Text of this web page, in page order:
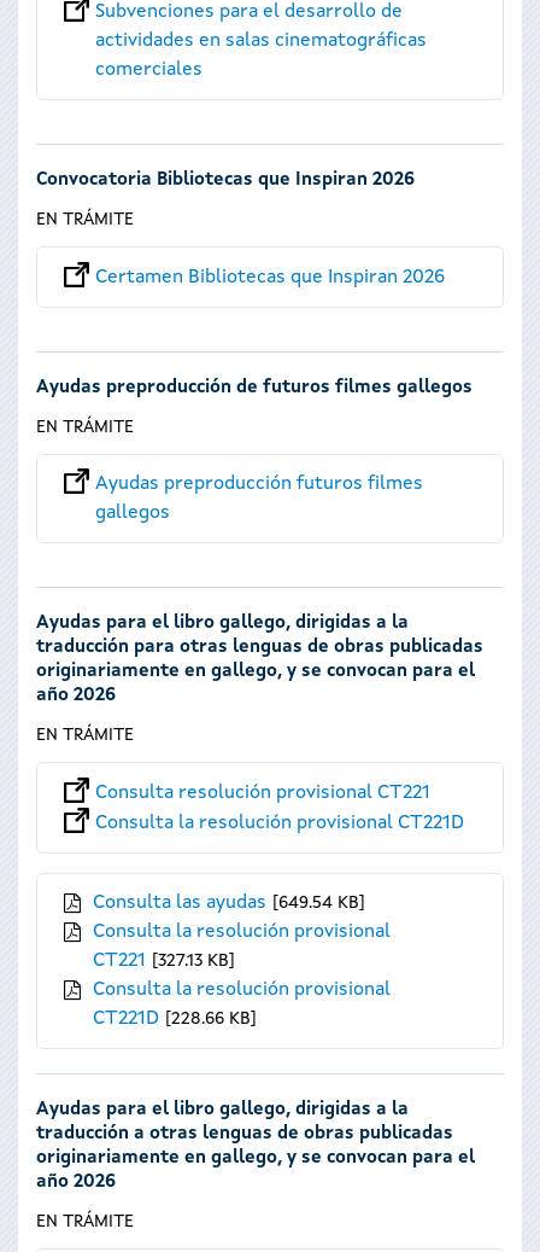
Subvenciones para el desarrollo de
actividades en salas cinematográficas
comerciales
Convocatoria Bibliotecas que Inspiran 2026
EN TRÁMITE
Certamen Bibliotecas que Inspiran 2026
Ayudas preproducción de futuros filmes gallegos
EN TRÁMITE
Ayudas preproducción futuros filmes
gallegos
Ayudas para el libro gallego, dirigidas a la
traducción para otras lenguas de obras publicadas
originariamente en gallego, y se convocan para el
año 2026
EN TRÁMITE
Consulta resolución provisional CT221
Consulta la resolución provisional CT221D
Consulta las ayudas 649.54 KB
Consulta la resolución provisional
CT221
327.13 KB
Consulta la resolución provisional
CT221D
228.66 KB
Ayudas para el libro gallego, dirigidas a la
traducción a otras lenguas de obras publicadas
originariamente en gallego, y se convocan para el
año 2026
EN TRÁMITE